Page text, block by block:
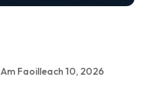
Am Faoilleach 10, 2026